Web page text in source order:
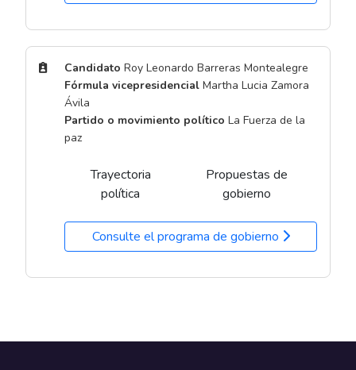
Candidato Roy Leonardo Barreras Montealegre
Fórmula vicepresidencial Martha Lucia Zamora
Ávila
Partido o movimiento político La Fuerza de la
paz
Trayectoria
política
Propuestas de
gobierno
Consulte el programa de gobierno